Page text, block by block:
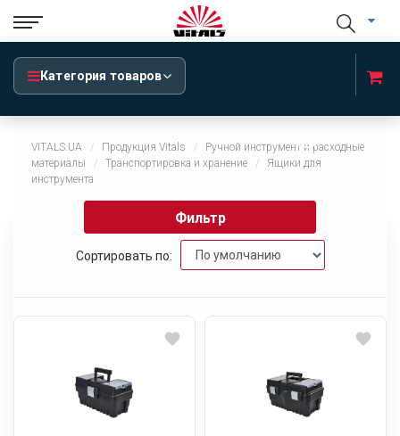
Категория товаров
VITALS.UA Продукция Vitals
Ручной инструмент и расходные
материалы
Транспортировка и хранение
Ящики для
инструмента
x
Фильтр
Сортировать по: